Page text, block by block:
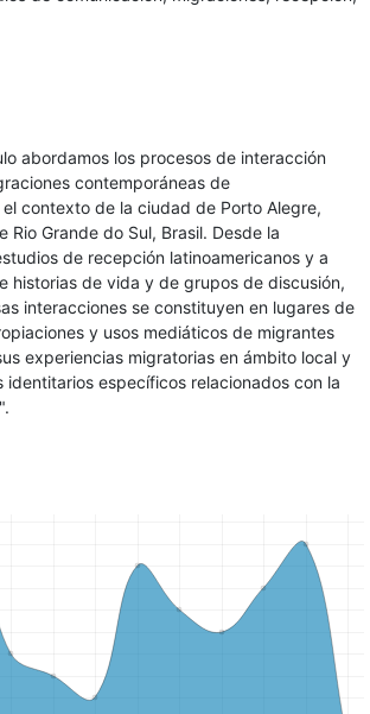
abordamos los procesos de interacción
contemporáneas de
contexto de la ciudad de Porto Alegre,
Rio Grande do Sul, Brasil. Desde la
de recepción latinoamericanos y a
historias de vida y de grupos de discusión,
interacciones se constituyen en lugares de
y usos mediáticos de migrantes
experiencias migratorias en ámbito local y
identitarios específicos relacionados con la